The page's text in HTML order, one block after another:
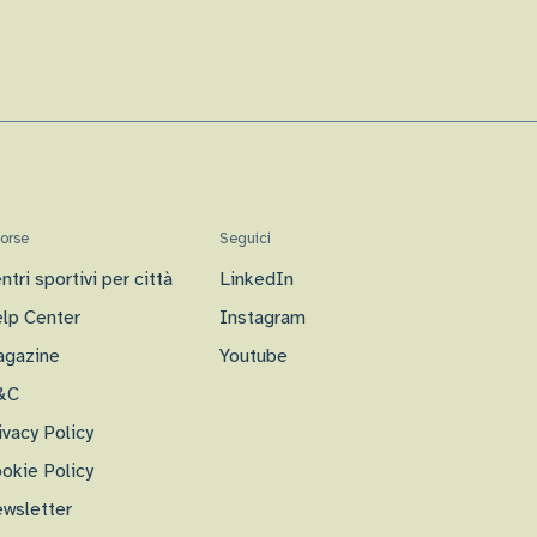
sportivi per città
Center
Policy
Policy
Seguici
LinkedIn
Instagram
Youtube